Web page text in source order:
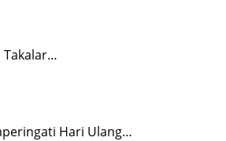
Takalar…
Hari Ulang…